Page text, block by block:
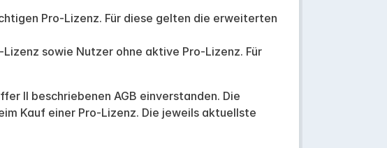
Pro-Lizenz. Für diese gelten die erweiterten
sowie Nutzer ohne aktive Pro-Lizenz. Für
II beschriebenen AGB einverstanden. Die
Kauf einer Pro-Lizenz. Die jeweils aktuellste